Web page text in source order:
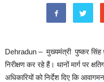
Dehradun – मुख्यमंत्री पुष्कर सिंह
निरीक्षण कर रहे हैं। थानों मार्ग पर
अधिकारियों को निर्देश दिए कि